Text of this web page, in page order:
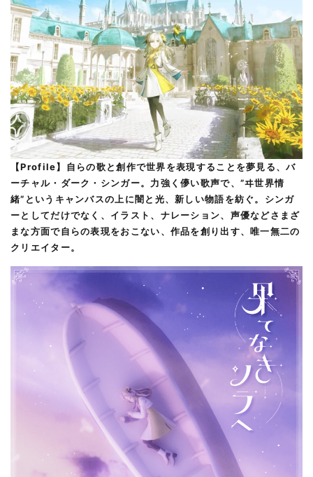
【Profile】自らの歌と創作で世界を表現することを夢見る、バ
ーチャル・ダーク・シンガー。力強く儚い歌声で、”ヰ世界情
緒”というキャンバスの上に闇と光、新しい物語を紡ぐ。シンガ
ーとしてだけでなく、イラスト、ナレーション、声優などさまざ
まな方面で自らの表現をおこない、作品を創り出す、唯一無二の
クリエイター。